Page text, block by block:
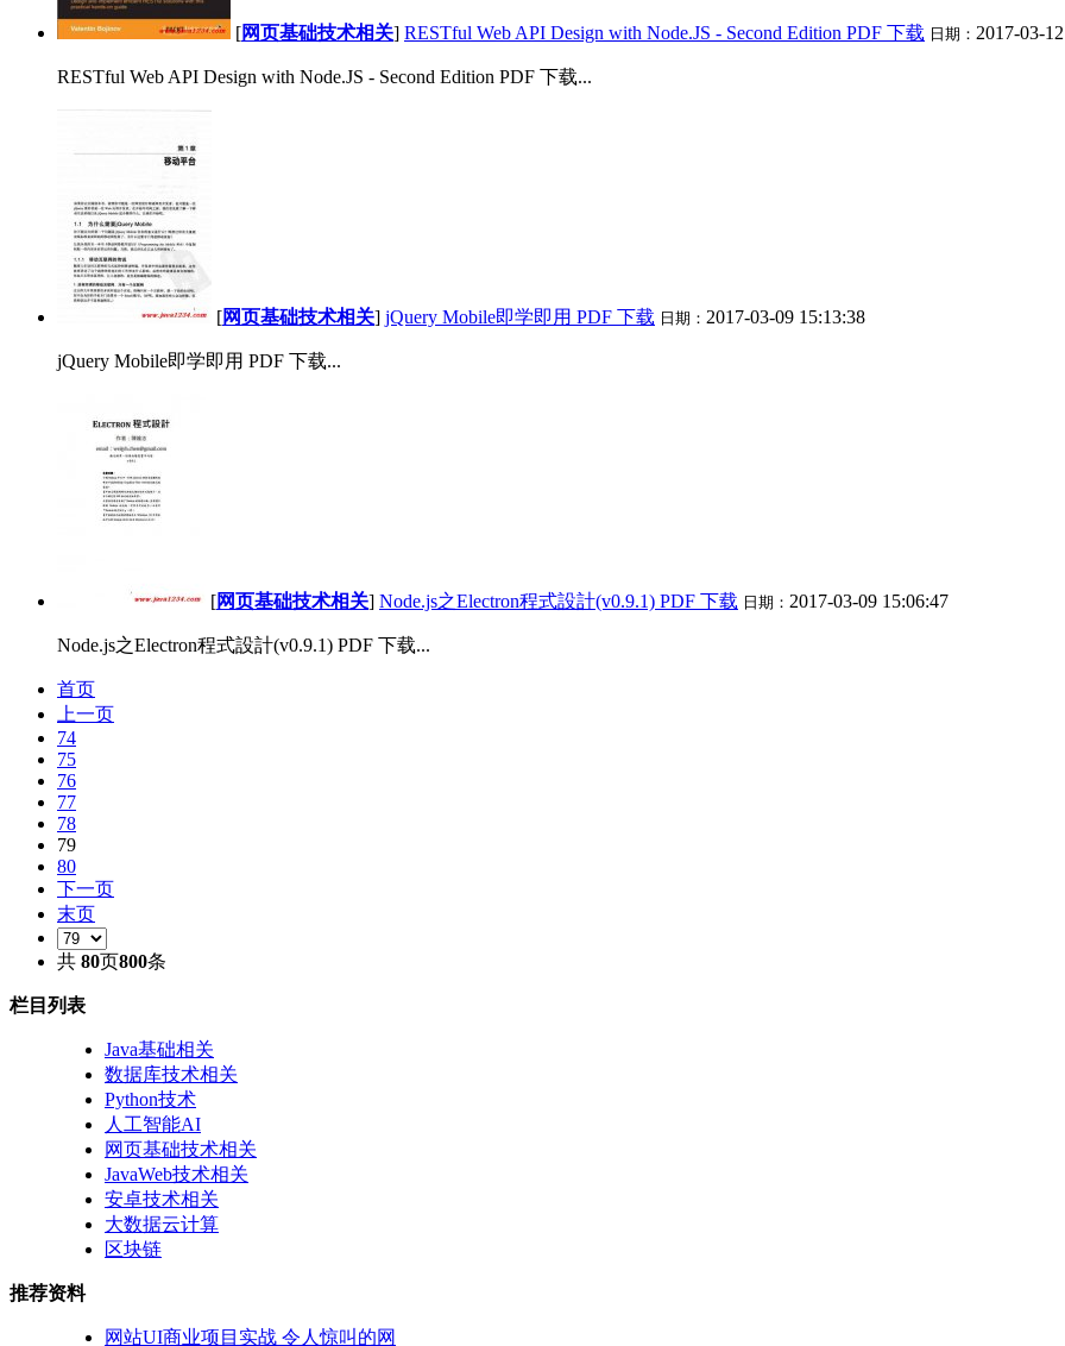
[网页基础技术相关] RESTful Web API Design with Node.JS - Second Edition PDF 下载 日期： 2017-03-
RESTful Web API Design with Node.JS - Second Edition PDF 下载...
[网页基础技术相关] jQuery Mobile即学即用 PDF 下载 日期： 2017-03-09 15:13:38
jQuery Mobile即学即用 PDF 下载...
[网页基础技术相关] Node.js之Electron程式設計(v0.9.1) PDF 下载 日期： 2017-03-09 15:06:47
Node.js之Electron程式設計(v0.9.1) PDF 下载...
首页
上一页
74
75
76
77
78
79
80
下一页
末页
共 80页800条
栏目列表
Java基础相关
数据库技术相关
Python技术
人工智能AI
网页基础技术相关
JavaWeb技术相关
安卓技术相关
大数据云计算
区块链
推荐资料
网站UI商业项目实战 令人惊叫的网